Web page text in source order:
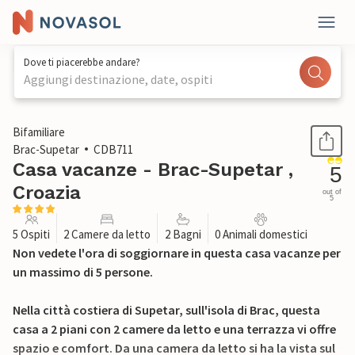
Dove ti piacerebbe andare?
Aggiungi destinazione, date, ospiti
1 / 27
Bifamiliare
Brac-Supetar
CDB711
Casa vacanze - Brac-Supetar ,
Croazia
5
out of
5
5 Ospiti 2 Camere da letto 2 Bagni 0 Animali domestici
Non vedete l'ora di soggiornare in questa casa vacanze per
un massimo di 5 persone.
Nella città costiera di Supetar, sull'isola di Brac, questa
casa a 2 piani con 2 camere da letto e una terrazza vi offre
spazio e comfort. Da una camera da letto si ha la vista sul